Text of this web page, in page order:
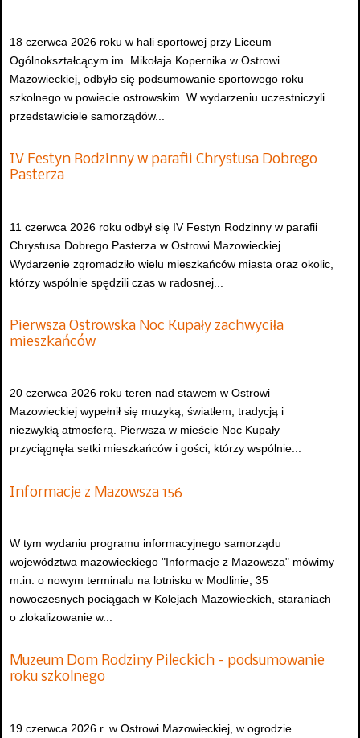
18 czerwca 2026 roku w hali sportowej przy Liceum
Ogólnokształcącym im. Mikołaja Kopernika w Ostrowi
Mazowieckiej, odbyło się podsumowanie sportowego roku
szkolnego w powiecie ostrowskim. W wydarzeniu uczestniczyli
przedstawiciele samorządów...
IV Festyn Rodzinny w parafii Chrystusa Dobrego
Pasterza
11 czerwca 2026 roku odbył się IV Festyn Rodzinny w parafii
Chrystusa Dobrego Pasterza w Ostrowi Mazowieckiej.
Wydarzenie zgromadziło wielu mieszkańców miasta oraz okolic,
którzy wspólnie spędzili czas w radosnej...
Pierwsza Ostrowska Noc Kupały zachwyciła
mieszkańców
20 czerwca 2026 roku teren nad stawem w Ostrowi
Mazowieckiej wypełnił się muzyką, światłem, tradycją i
niezwykłą atmosferą. Pierwsza w mieście Noc Kupały
przyciągnęła setki mieszkańców i gości, którzy wspólnie...
Informacje z Mazowsza 156
W tym wydaniu programu informacyjnego samorządu
województwa mazowieckiego "Informacje z Mazowsza" mówimy
m.in. o nowym terminalu na lotnisku w Modlinie, 35
nowoczesnych pociągach w Kolejach Mazowieckich, staraniach
o zlokalizowanie w...
Muzeum Dom Rodziny Pileckich - podsumowanie
roku szkolnego
19 czerwca 2026 r. w Ostrowi Mazowieckiej, w ogrodzie